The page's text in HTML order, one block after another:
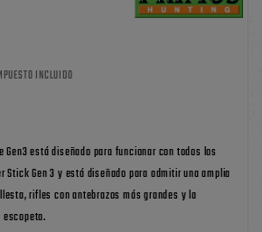
INCLUIDO
Gen3 está diseñado para funcionar con todos los
Stick Gen 3 y está diseñado para admitir una amplia
rifles con antebrazos más grandes y la